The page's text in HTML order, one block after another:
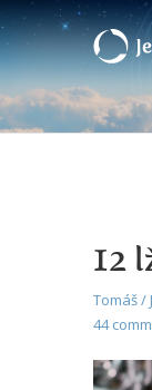
12
Tomáš /
44